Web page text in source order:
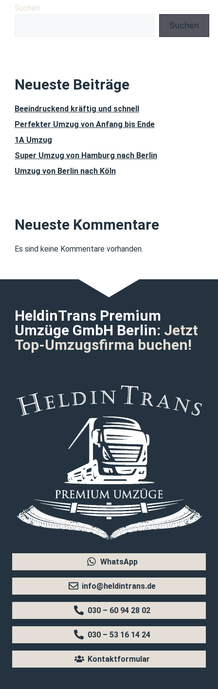
Suchen
Suchen
Neueste Beiträge
Beeindruckend kräftig und schnell
Perfekter Umzug von Anfang bis Ende
1A Umzug
Super Umzug von Hamburg nach Berlin
Umzug von Berlin nach Köln
Neueste Kommentare
Es sind keine Kommentare vorhanden.
HeldinTrans Premium
Umzüge GmbH Berlin: Jetzt
Top-Umzugsfirma buchen!
WhatsApp
info@heldintrans.de
030 – 60 94 28 02
030 – 53 16 14 24
Kontaktformular